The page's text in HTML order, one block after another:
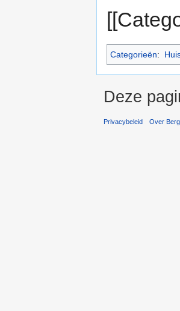
Categorieën:
Deze
Privacybeleid Over